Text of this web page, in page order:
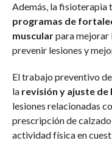
Además, la fisioterapia
programas de
muscularpara mejorar
prevenir lesiones y
El trabajo preventivo
la revisión y ajuste
lesiones relacionadas
prescripción de
actividad física en